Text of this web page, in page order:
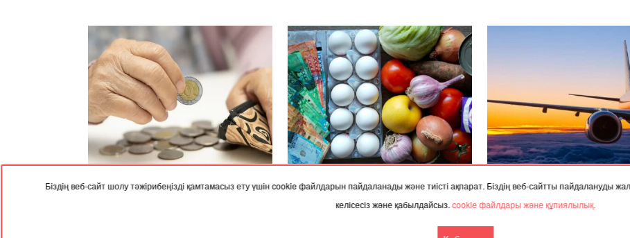
Біздің веб-сайт шолу тәжірибеңізді қамтамасыз ету үшін cookie файлдарын пайдаланады және тиісті ақпарат. Біздің веб-сайтты пайдалануды
келісесіз және қабылдайсыз.cookie файлдары және құпиялылық.
бағасы күрт қымбаттаған?
тікелей ұша аласыз